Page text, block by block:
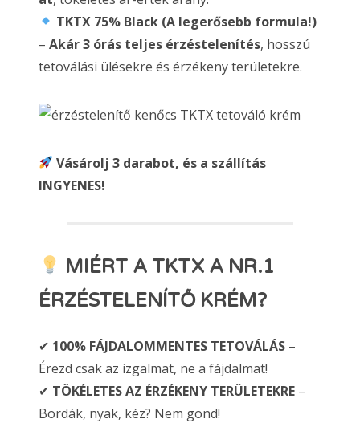
TKTX 75% Black (A legerősebb formula!)
– Akár 3 órás teljes érzéstelenítés, hosszú
tetoválási ülésekre és érzékeny területekre.
Vásárolj 3 darabot, és a szállítás
INGYENES!
MIÉRT A TKTX A NR.1
ÉRZÉSTELENÍTŐ KRÉM?
✔ 100% FÁJDALOMMENTES TETOVÁLÁS –
Érezd csak az izgalmat, ne a fájdalmat!
✔ TÖKÉLETES AZ ÉRZÉKENY TERÜLETEKRE –
Bordák, nyak, kéz? Nem gond!